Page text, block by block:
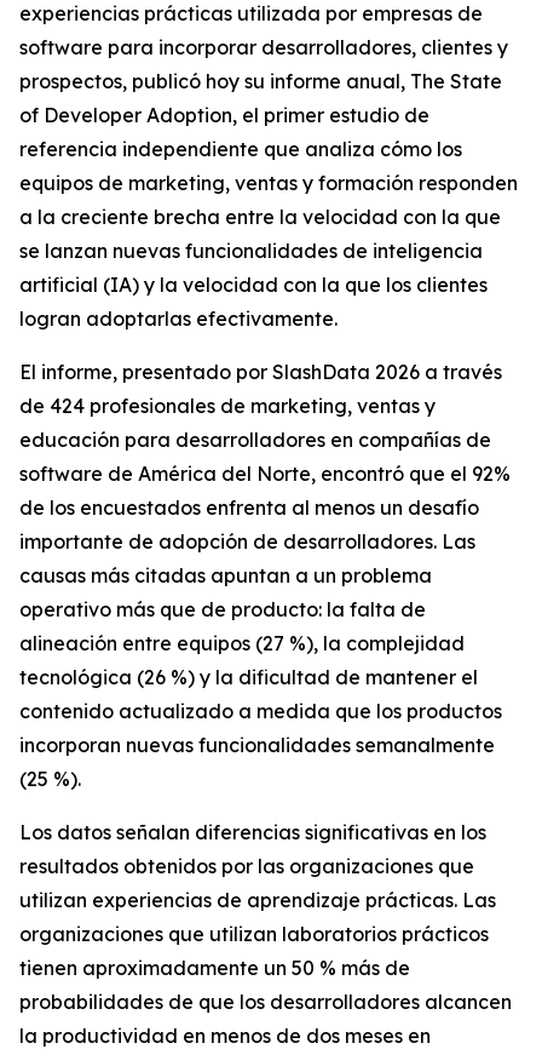
experiencias prácticas utilizada por empresas de
software para incorporar desarrolladores, clientes y
prospectos, publicó hoy su informe anual, The State
of Developer Adoption, el primer estudio de
referencia independiente que analiza cómo los
equipos de marketing, ventas y formación responden
a la creciente brecha entre la velocidad con la que
se lanzan nuevas funcionalidades de inteligencia
artificial (IA) y la velocidad con la que los clientes
logran adoptarlas efectivamente.
El informe, presentado por SlashData 2026 a través
de 424 profesionales de marketing, ventas y
educación para desarrolladores en compañías de
software de América del Norte, encontró que el 92%
de los encuestados enfrenta al menos un desafío
importante de adopción de desarrolladores. Las
causas más citadas apuntan a un problema
operativo más que de producto: la falta de
alineación entre equipos (27 %), la complejidad
tecnológica (26 %) y la dificultad de mantener el
contenido actualizado a medida que los productos
incorporan nuevas funcionalidades semanalmente
(25 %).
Los datos señalan diferencias significativas en los
resultados obtenidos por las organizaciones que
utilizan experiencias de aprendizaje prácticas. Las
organizaciones que utilizan laboratorios prácticos
tienen aproximadamente un 50 % más de
probabilidades de que los desarrolladores alcancen
la productividad en menos de dos meses en